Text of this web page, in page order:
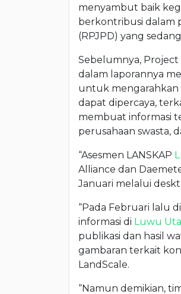
menyambut baik
berkontribusi dalam
(RPJPD) yang
Sebelumnya, Project
dalam laporannya
untuk mengarahkan
dapat dipercaya,
membuat informasi
perusahaan swasta,
“Asesmen LANSKAP
Alliance dan
Januari melalui
“Pada Februari lalu
informasi di Luwu
publikasi dan hasil
gambaran terkait
LandScale.
“Namun demikian,